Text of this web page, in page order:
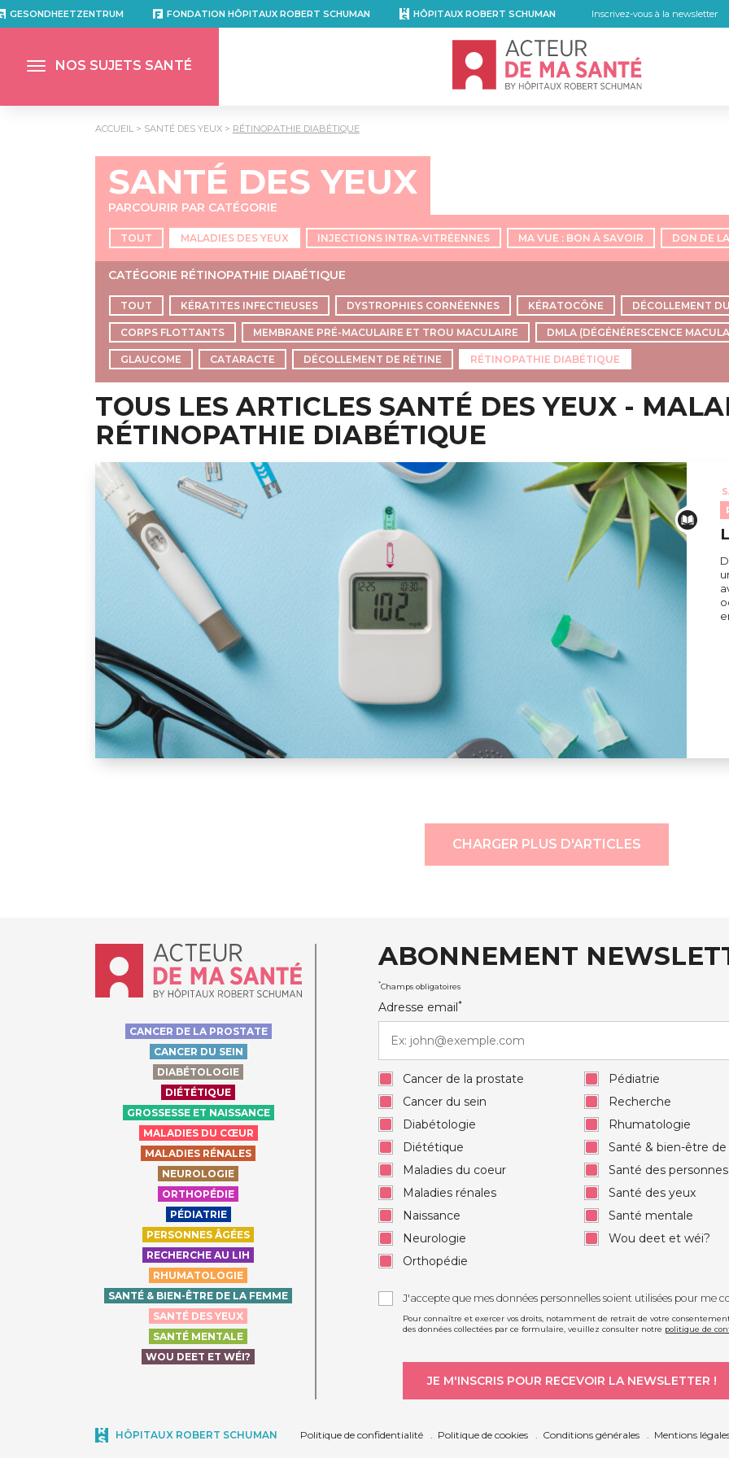
GESONDHEETZENTRUM FONDATION HÔPITAUX ROBERT SCHUMAN HÔPITAUX ROBERT SCHUMAN Inscrivez-vous à la newsletter
NOS SUJETS SANTÉ
Accueil - Acteur de ma santé, by
GESONDHEETZENTRUM FONDATION HÔPITAUX ROBERT SCHUMAN HÔPITAUX ROBERT SCHUMAN
ACCUEIL SANTÉ DES YEUX RÉTINOPATHIE DIABÉTIQUE
SANTÉ DES YEUX
PARCOURIR PAR CATÉGORIE
TOUT MALADIES DES YEUX INJECTIONS INTRA-VITRÉENNES MA VUE : BON À SAVOIR DON DE
CATÉGORIE RÉTINOPATHIE DIABÉTIQUE
TOUT KÉRATITES INFECTIEUSES DYSTROPHIES CORNÉENNES KÉRATOCÔNE DÉCOLLEMENT
CORPS FLOTTANTS MEMBRANE PRÉ-MACULAIRE ET TROU MACULAIRE DMLA (DÉGÉNÉRESCENCE
GLAUCOME CATARACTE DÉCOLLEMENT DE RÉTINE RÉTINOPATHIE DIABÉTIQUE
TOUS LES ARTICLES SANTÉ DES YEUX -
RÉTINOPATHIE DIABÉTIQUE
CHARGER PLUS D'ARTICLES
Accueil - Acteur de ma santé, by HôpitauxRobert Schuman
CANCER DE LA PROSTATE
CANCER DU SEIN
DIABÉTOLOGIE
DIÉTÉTIQUE
GROSSESSE ET NAISSANCE
MALADIES DU CŒUR
MALADIES RÉNALES
NEUROLOGIE
ORTHOPÉDIE
PÉDIATRIE
PERSONNES ÂGÉES
RECHERCHE AU LIH
RHUMATOLOGIE
SANTÉ & BIEN-ÊTRE DE LA FEMME
SANTÉ DES YEUX
SANTÉ MENTALE
WOU DEET ET WÉI?
ABONNEMENT
*Champs obligatoires
Adresse email*
Cancer de la prostate
Cancer du sein
Diabétologie
Diététique
Maladies du coeur
Maladies rénales
Naissance
Neurologie
Orthopédie
Pédiatrie
Recherche
Rhumatologie
Santé & bien-être
Santé des
Santé des yeux
Santé mentale
Wou deet et wéi?
J'accepte que mes données personnelles soient utilisées pour me
Pour connaître et exercer vos droits, notamment de retrait de votre
des données collectées par ce formulaire, veuillez consulter notre politique de
HÔPITAUX ROBERT SCHUMAN Politique de confidentialité Politique de cookies Conditions générales Mentions